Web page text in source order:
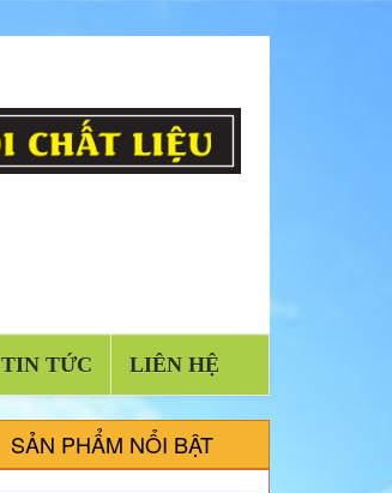
TIN TỨC LIÊN HỆ
SẢN PHẨM NỔI BẬT